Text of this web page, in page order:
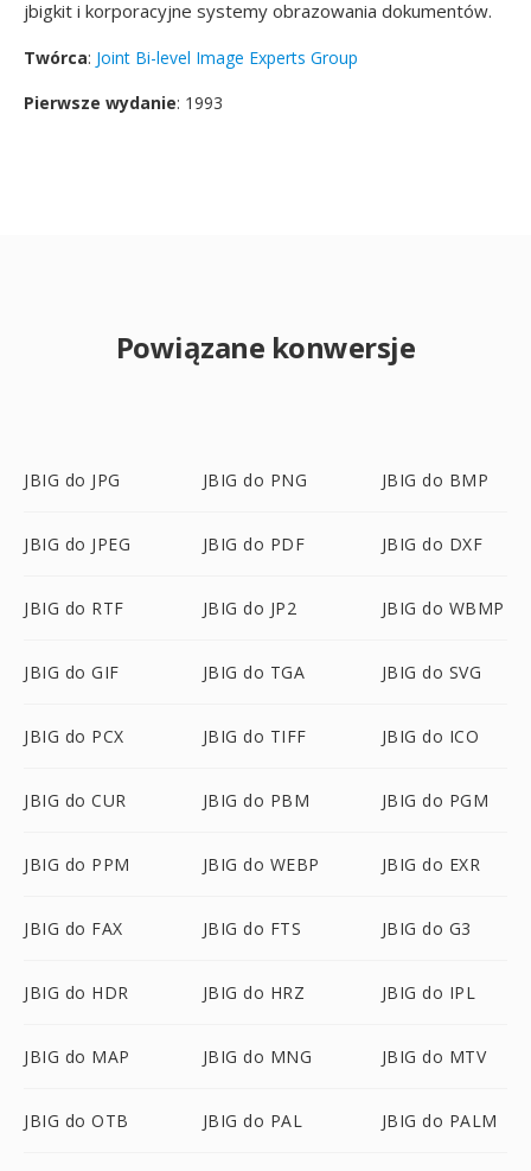
jbigkit i korporacyjne systemy obrazowania dokumentów.
Twórca: Joint Bi-level Image Experts Group
Pierwsze wydanie: 1993
Powiązane konwersje
JBIG do JPG JBIG do PNG JBIG do BMP
JBIG do JPEG JBIG do PDF JBIG do DXF
JBIG do RTF JBIG do JP2 JBIG do WBMP
JBIG do GIF JBIG do TGA JBIG do SVG
JBIG do PCX JBIG do TIFF JBIG do ICO
JBIG do CUR JBIG do PBM JBIG do PGM
JBIG do PPM JBIG do WEBP JBIG do EXR
JBIG do FAX JBIG do FTS JBIG do G3
JBIG do HDR JBIG do HRZ JBIG do IPL
JBIG do MAP JBIG do MNG JBIG do MTV
JBIG do OTB JBIG do PAL JBIG do PALM